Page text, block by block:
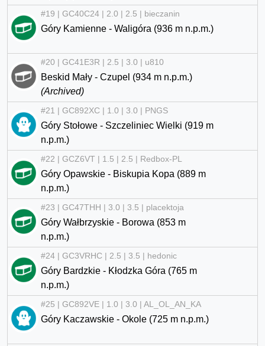
#19 | GC40C24 | 2.0 | 2.5 | bieczanin
Góry Kamienne - Waligóra (936 m n.p.m.)
#20 | GC41E3R | 2.5 | 3.0 | u810
Beskid Mały - Czupel (934 m n.p.m.)
(Archived)
#21 | GC892XC | 1.0 | 3.0 | PNGS
Góry Stołowe - Szczeliniec Wielki (919 m
n.p.m.)
#22 | GCZ6VT | 1.5 | 2.5 | Redbox-PL
Góry Opawskie - Biskupia Kopa (889 m
n.p.m.)
#23 | GC47THH | 3.0 | 3.5 | placektoja
Góry Wałbrzyskie - Borowa (853 m
n.p.m.)
#24 | GC3VRHC | 2.5 | 3.5 | hedonic
Góry Bardzkie - Kłodzka Góra (765 m
n.p.m.)
#25 | GC892VE | 1.0 | 3.0 | AL_OL_AN_KA
Góry Kaczawskie - Okole (725 m n.p.m.)